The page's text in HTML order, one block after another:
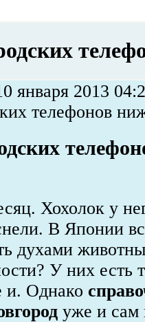
января 2013
Хохолок у
В Японии
духами
У них есть
и. Однако
уже и сам